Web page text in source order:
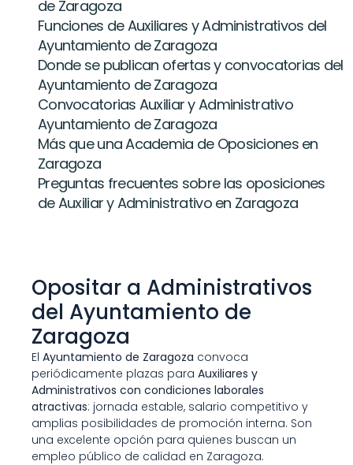
de Zaragoza
Funciones de Auxiliares y Administrativos del
Ayuntamiento de Zaragoza
Donde se publican ofertas y convocatorias del
Ayuntamiento de Zaragoza
Convocatorias Auxiliar y Administrativo
Ayuntamiento de Zaragoza
Más que una Academia de Oposiciones en
Zaragoza
Preguntas frecuentes sobre las oposiciones
de Auxiliar y Administrativo en Zaragoza
Opositar a Administrativos
del Ayuntamiento de
Zaragoza
El Ayuntamiento de Zaragoza convoca
periódicamente plazas para Auxiliares y
Administrativos con condiciones laborales
atractivas: jornada estable, salario competitivo y
amplias posibilidades de promoción interna. Son
una excelente opción para quienes buscan un
empleo público de calidad en Zaragoza.